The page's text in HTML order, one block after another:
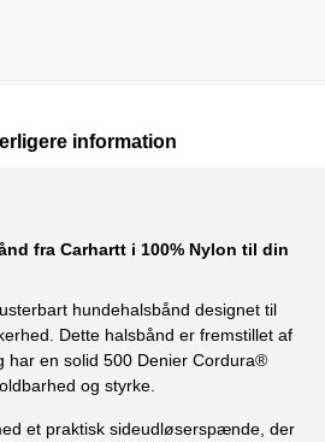
information
fra Carhartt i 100% Nylon til din
hundehalsbånd designet til
Dette halsbånd er fremstillet af
har en solid 500 Denier Cordura®
og styrke.
et praktisk sideudløserspænde, der